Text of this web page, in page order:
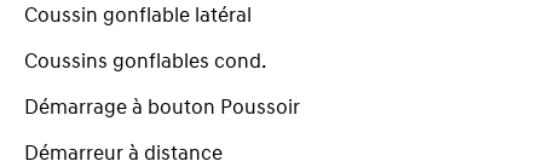
Coussin gonflable latéral
Coussins gonflables cond.
Démarrage à bouton Poussoir
Démarreur à distance